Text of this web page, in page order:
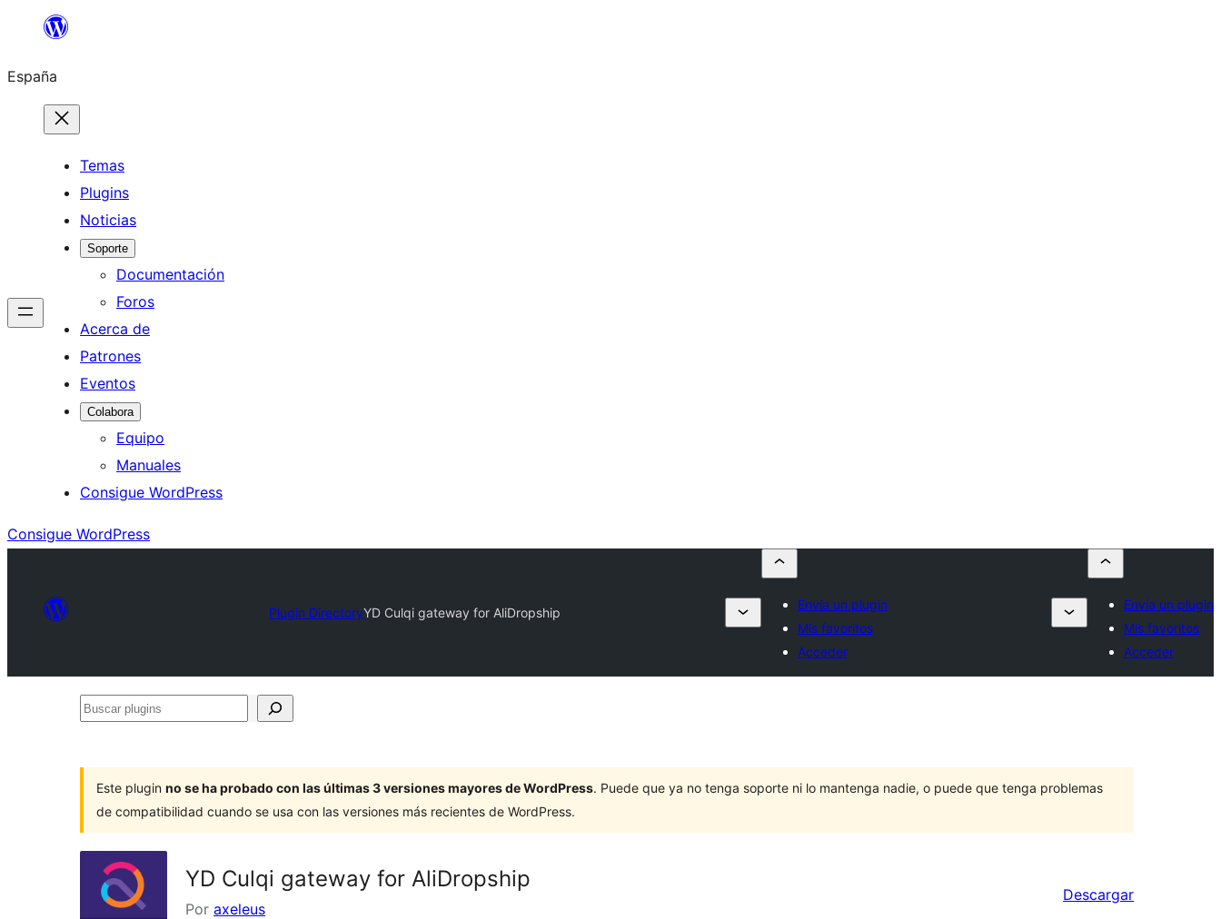
Saltar
contenido
España
Temas
Plugins
Noticias
Soporte
Documentación
Foros
Acerca de
Patrones
Eventos
Colabora
Equipo
Manuales
Consigue WordPress
Consigue WordPress
Plugin DirectoryYD Culqi gateway for AliDropship
Envía un plugin
Mis favoritos
Acceder
Envía un plugin
Mis favoritos
Acceder
Buscar
Este plugin no se ha probado con las últimas 3 versiones mayores de WordPress. Puede que ya no tenga soporte ni lo mantenga nadie, o puede que tenga problemas
de compatibilidad cuando se usa con las versiones más recientes de WordPress.
YD Culqi gateway for AliDropship
Por axeleus
Descargar